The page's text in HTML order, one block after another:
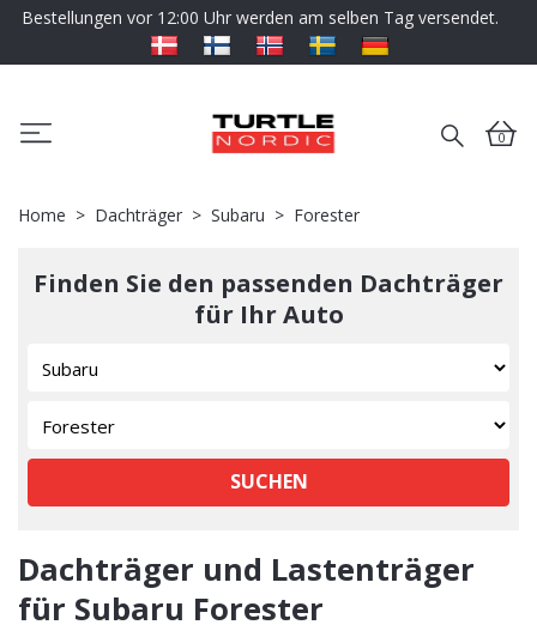
Bestellungen vor 12:00 Uhr werden am selben Tag versendet.
0
Home Dachträger Subaru Forester
Finden Sie den passenden Dachträger
für Ihr Auto
SUCHEN
Dachträger und Lastenträger
für Subaru Forester